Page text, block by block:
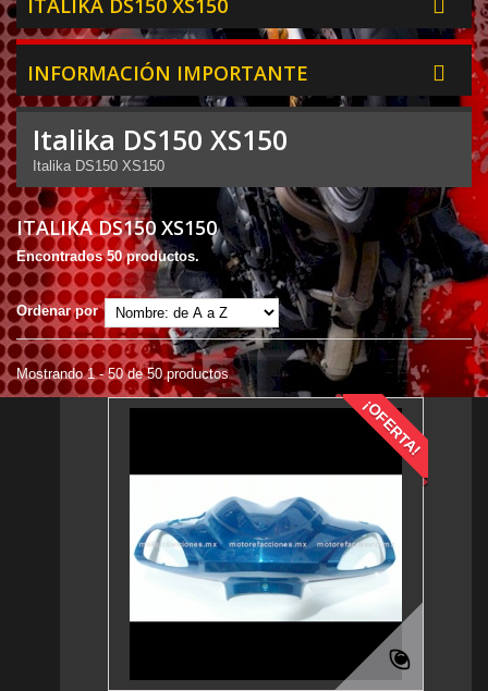
ITALIKA DS150 XS150
INFORMACIÓN IMPORTANTE
Italika DS150 XS150
Italika DS150 XS150
ITALIKA DS150 XS150
Encontrados 50 productos.
Ordenar por
Mostrando 1 - 50 de 50 productos
¡OFERTA!